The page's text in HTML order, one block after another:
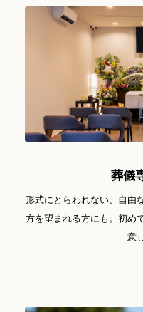
葬儀
形式にとらわれない、自由
方を望まれる方にも。初め
意